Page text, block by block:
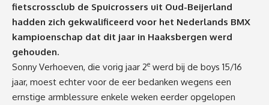
fietscrossclub de Spuicrossers uit Oud-Beijerland
hadden zich gekwalificeerd voor het Nederlands BMX
kampioenschap dat dit jaar in Haaksbergen werd
gehouden.
Sonny Verhoeven, die vorig jaar 2e werd bij de boys 15/16
jaar, moest echter voor de eer bedanken wegens een
ernstige armblessure enkele weken eerder opgelopen